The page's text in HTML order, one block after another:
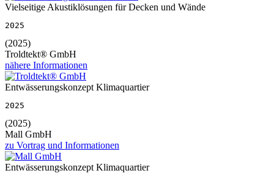
Vielseitige Akustiklösungen für Decken und Wände
2025
(2025)
Troldtekt® GmbH
nähere Informationen
Entwässerungskonzept Klimaquartier
2025
(2025)
Mall GmbH
zu Vortrag und Informationen
Entwässerungskonzept Klimaquartier